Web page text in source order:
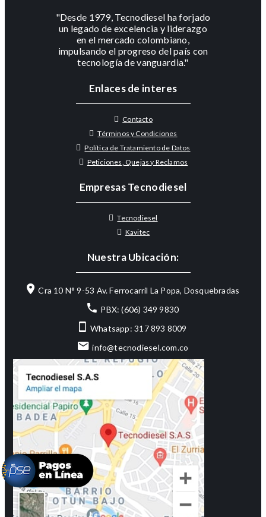
"Desde 1979, Tecnodiesel ha forjado
un legado de excelencia y liderazgo
en el mercado colombiano,
impulsando el progreso del país con
tecnología de vanguardia."
Enlaces de interes
Contacto
Términos y Condiciones
Política de Tratamiento de Datos
Peticiones, Quejas y Reclamos
Empresas Tecnodiesel
Tecnodiesel
Kavitec
Nuestra Ubicación:
Cra 10 N° 9-53 Av. Ferrocarril La Popa, Dosquebradas
PBX: (606) 349 9830
Whatsapp: 317 893 8009
info@tecnodiesel.com.co